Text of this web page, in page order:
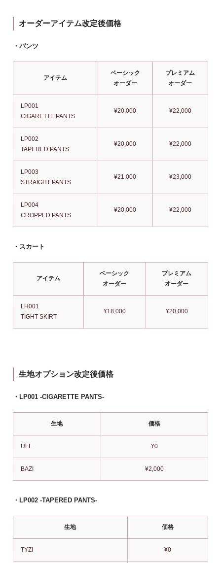
オーダーアイテム改定後価格
・パンツ
アイテム
ベーシック
オーダー
プレミアム
オーダー
LP001
CIGARETTE PANTS
¥20,000 ¥22,000
LP002
TAPERED PANTS
¥20,000 ¥22,000
LP003
STRAIGHT PANTS
¥21,000 ¥23,000
LP004
CROPPED PANTS
¥20,000 ¥22,000
・スカート
アイテム
ベーシック
オーダー
プレミアム
オーダー
LH001
TIGHT SKIRT
¥18,000 ¥20,000
生地オプション改定後価格
・LP001 -CIGARETTE PANTS-
生地 価格
ULL ¥0
BAZI ¥2,000
・LP002 -TAPERED PANTS-
生地 価格
TYZI ¥0